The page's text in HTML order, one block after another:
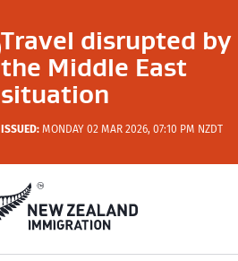
Travel disrupted by
the Middle East
situation
ISSUED: MONDAY 02 MAR 2026, 07:10 PM NZDT